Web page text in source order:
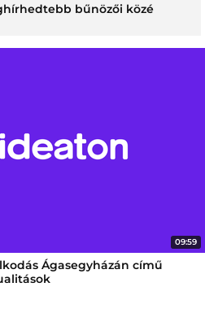
bűnözői közé
09:59
Ágasegyházán című